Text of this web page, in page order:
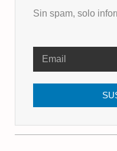
Sin spam, solo